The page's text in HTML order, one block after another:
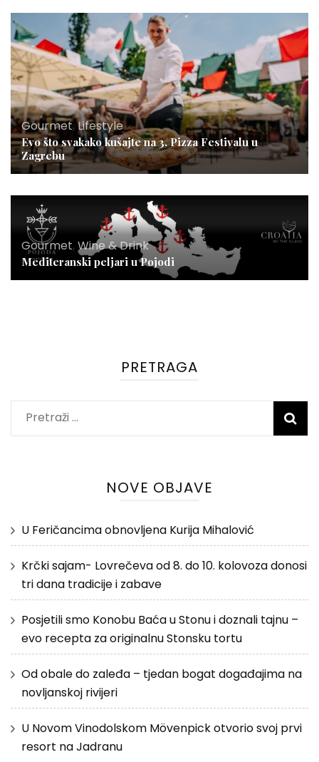
Gourmet,Lifestyle
Evo što svakako kušajte na 3. Pizza Festivalu u
Zagrebu
Gourmet, Wine & Drink
Mediteranski peljari u Pojodi
PRETRAGA
Pretraži:
NOVE OBJAVE
U Feričancima obnovljena Kurija Mihalović
Krčki sajam- Lovrečeva od 8. do 10. kolovoza donosi
tri dana tradicije i zabave
Posjetili smo Konobu Baća u Stonu i doznali tajnu –
evo recepta za originalnu Stonsku tortu
Od obale do zaleđa – tjedan bogat događajima na
novljanskoj rivijeri
U Novom Vinodolskom Mövenpick otvorio svoj prvi
resort na Jadranu